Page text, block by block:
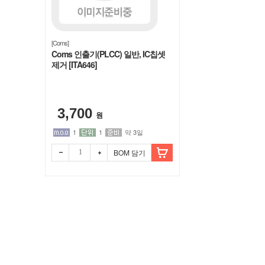
빼기 더하
[Coms]
Coms 인출기(PLCC) 일반, IC칩셋
제거 [ITA646]
3,700 원
1 1 약 3일
BOM 담기